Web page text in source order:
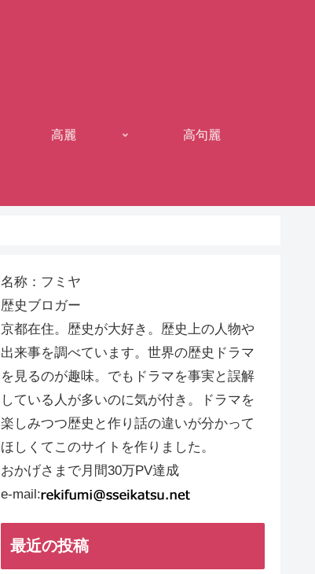
高麗 高句麗
名称：フミヤ
歴史ブロガー
京都在住。歴史が大好き。歴史上の人物や
出来事を調べています。世界の歴史ドラマ
を見るのが趣味。でもドラマを事実と誤解
している人が多いのに気が付き。ドラマを
楽しみつつ歴史と作り話の違いが分かって
ほしくてこのサイトを作りました。
おかげさまで月間30万PV達成
e-mail:
最近の投稿